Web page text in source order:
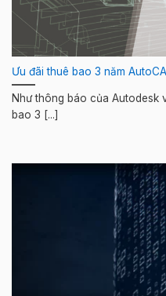
Ưu đãi thuê bao 3 năm
Như thông báo của Autodesk
bao 3 [...]